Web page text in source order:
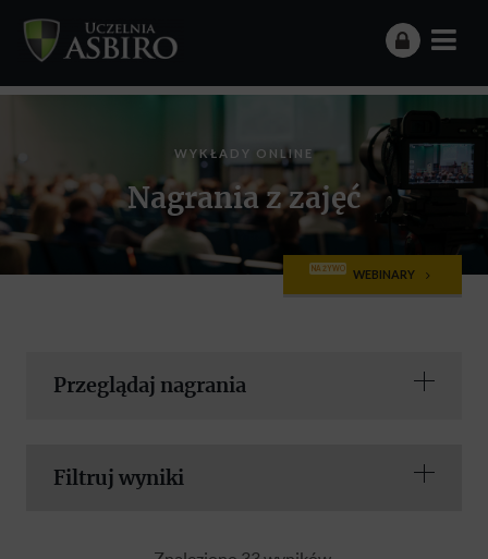
WYKŁADY ONLINE
Nagrania z zajęć
NA ŻYWO WEBINARY
Przeglądaj nagrania
Filtruj wyniki